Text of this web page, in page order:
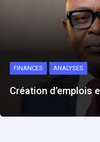
FINANCES ANALYSES
Création d’emplois